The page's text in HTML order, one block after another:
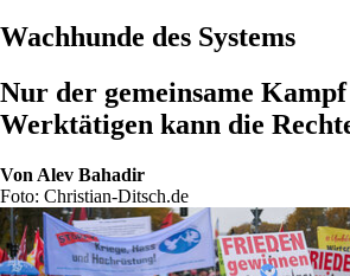
Wachhunde des Systems
Nur der gemeinsame
Werktätigen kann die
Von Alev Bahadir
Foto: Christian-Ditsch.de